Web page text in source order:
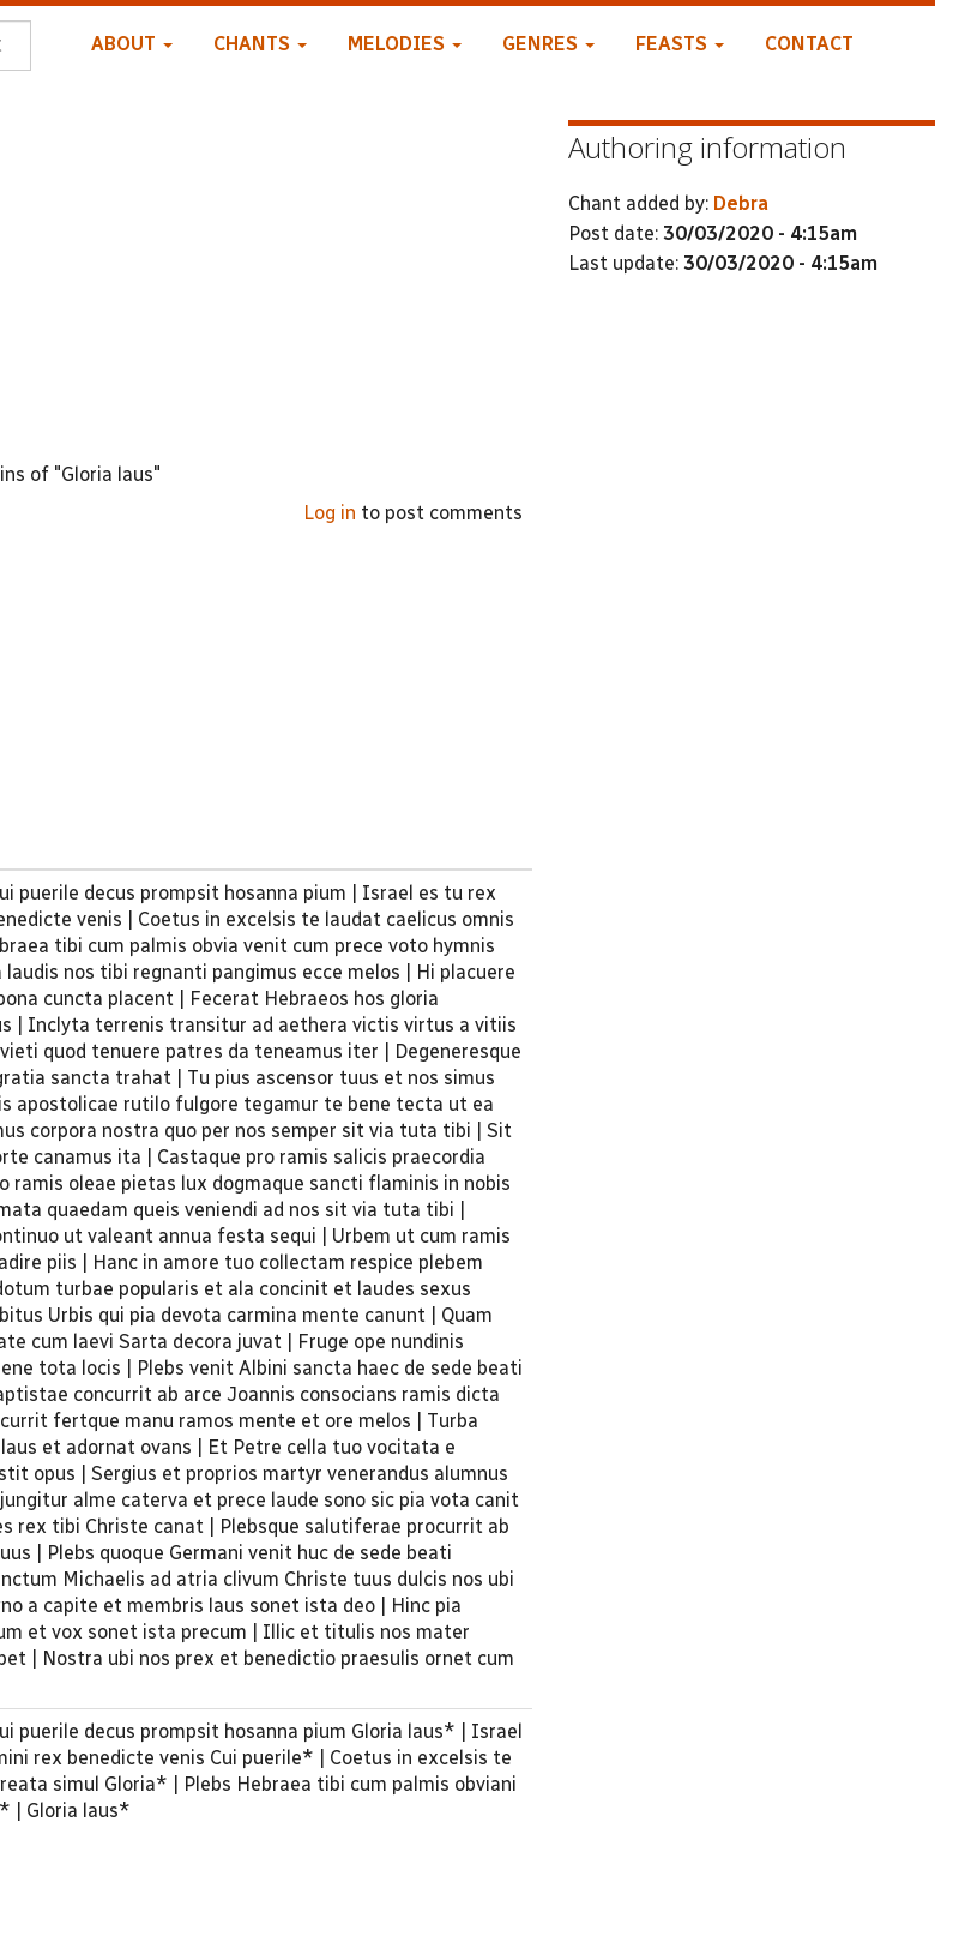
ABOUT CHANTS MELODIES GENRES FEASTS CONTACT
of "Gloria laus"
Log in to post comments
puerile decus prompsit hosanna pium | Israel es tu rex
venis | Coetus in excelsis te laudat caelicus omnis
tibi cum palmis obvia venit cum prece voto hymnis
nos tibi regnanti pangimus ecce melos | Hi placuere
cuncta placent | Fecerat Hebraeos hos gloria
| Inclyta terrenis transitur ad aethera victis virtus a vitiis
quod tenuere patres da teneamus iter | Degeneresque
sancta trahat | Tu pius ascensor tuus et nos simus
apostolicae rutilo fulgore tegamur te bene tecta ut ea
corpora nostra quo per nos semper sit via tuta tibi | Sit
canamus ita | Castaque pro ramis salicis praecordia
ramis oleae pietas lux dogmaque sancti flaminis in nobis
quaedam queis veniendi ad nos sit via tuta tibi |
ut valeant annua festa sequi | Urbem ut cum ramis
piis | Hanc in amore tuo collectam respice plebem
turbae popularis et ala concinit et laudes sexus
Urbis qui pia devota carmina mente canunt | Quam
cum laevi Sarta decora juvat | Fruge ope nundinis
tota locis | Plebs venit Albini sancta haec de sede beati
concurrit ab arce Joannis consocians ramis dicta
fertque manu ramos mente et ore melos | Turba
et adornat ovans | Et Petre cella tuo vocitata e
opus | Sergius et proprios martyr venerandus alumnus
alme caterva et prece laude sono sic pia vota canit
rex tibi Christe canat | Plebsque salutiferae procurrit ab
| Plebs quoque Germani venit huc de sede beati
Michaelis ad atria clivum Christe tuus dulcis nos ubi
a capite et membris laus sonet ista deo | Hinc pia
et vox sonet ista precum | Illic et titulis nos mater
| Nostra ubi nos prex et benedictio praesulis ornet cum
puerile decus prompsit hosanna pium Gloria laus* | Israel
rex benedicte venis Cui puerile* | Coetus in excelsis te
simul Gloria* | Plebs Hebraea tibi cum palmis obviani
| Gloria laus*
Authoring information
Chant added by: Debra
Post date: 30/03/2020 - 4:15am
Last update: 30/03/2020 - 4:15am